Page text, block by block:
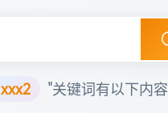
xxx2 "关键词有以下内容